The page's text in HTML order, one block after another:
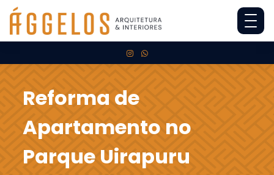
Reforma de
Apartamento no
Parque Uirapuru